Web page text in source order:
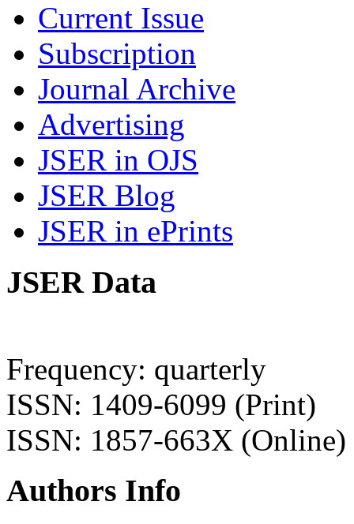
Current Issue
Subscription
Journal Archive
Advertising
JSER in OJS
JSER Blog
JSER in ePrints
JSER Data
Frequency: quarterly
ISSN: 1409-6099 (Print)
ISSN: 1857-663X (Online)
Authors Info